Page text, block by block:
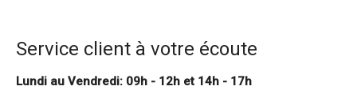
Service client à votre écoute
Lundi au Vendredi: 09h - 12h et 14h - 17h